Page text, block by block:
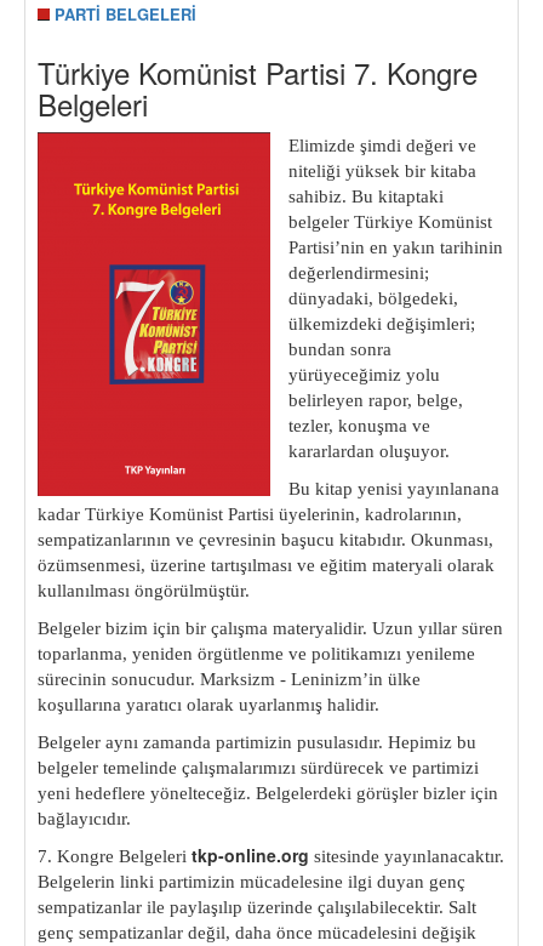
PARTİ BELGELERİ
Türkiye Komünist Partisi 7. Kongre
Belgeleri
Elimizde şimdi değeri ve
niteliği yüksek bir kitaba
sahibiz. Bu kitaptaki
belgeler Türkiye Komünist
Partisi’nin en yakın tarihinin
değerlendirmesini;
dünyadaki, bölgedeki,
ülkemizdeki değişimleri;
bundan sonra
yürüyeceğimiz yolu
belirleyen rapor, belge,
tezler, konuşma ve
kararlardan oluşuyor.
Bu kitap yenisi yayınlanana
kadar Türkiye Komünist Partisi üyelerinin, kadrolarının,
sempatizanlarının ve çevresinin başucu kitabıdır. Okunması,
özümsenmesi, üzerine tartışılması ve eğitim materyali olarak
kullanılması öngörülmüştür.
Belgeler bizim için bir çalışma materyalidir. Uzun yıllar süren
toparlanma, yeniden örgütlenme ve politikamızı yenileme
sürecinin sonucudur. Marksizm - Leninizm’in ülke
koşullarına yaratıcı olarak uyarlanmış halidir.
Belgeler aynı zamanda partimizin pusulasıdır. Hepimiz bu
belgeler temelinde çalışmalarımızı sürdürecek ve partimizi
yeni hedeflere yönelteceğiz. Belgelerdeki görüşler bizler için
bağlayıcıdır.
7. Kongre Belgeleri tkp-online.org sitesinde yayınlanacaktır.
Belgelerin linki partimizin mücadelesine ilgi duyan genç
sempatizanlar ile paylaşılıp üzerinde çalışılabilecektir. Salt
genç sempatizanlar değil, daha önce mücadelesini değişik